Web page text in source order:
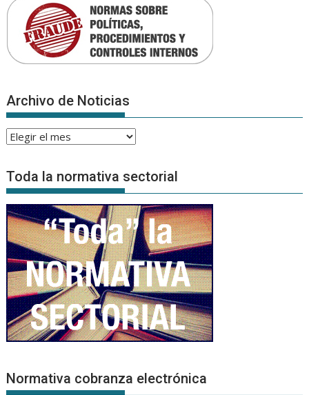
Archivo de Noticias
Archivo
Noticias
Toda la normativa sectorial
Normativa cobranza electrónica